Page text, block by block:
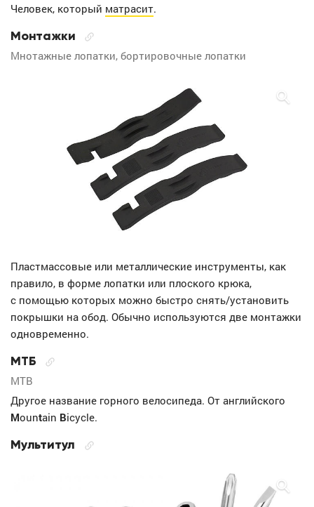
Человек, который матрасит.
Монтажки
Мнотажные лопатки, бортировочные лопатки
Пластмассовые или металлические инструменты, как
правило, в форме лопатки или плоского крюка,
с помощью которых можно быстро снять/установить
покрышки на обод. Обычно используются две монтажки
одновременно.
МТБ
MTB
Другое название горного велосипеда. От английского
Mountain Bicycle.
Мультитул